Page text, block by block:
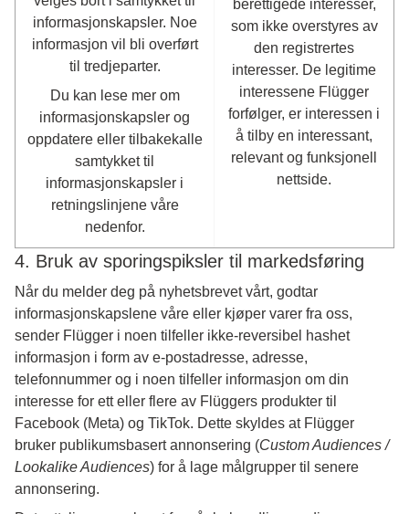
informasjonskapsler. Noe
informasjon vil bli overført
til tredjeparter.
Du kan lese mer om
informasjonskapsler og
oppdatere eller tilbakekalle
samtykket til
informasjonskapsler i
retningslinjene våre
nedenfor.
berettigede interesser,
som ikke overstyres av
den registrertes
interesser. De legitime
interessene Flügger
forfølger, er interessen i
å tilby en interessant,
relevant og funksjonell
nettside.
4. Bruk av sporingspiksler til markedsføring
Når du melder deg på nyhetsbrevet vårt, godtar
informasjonskapslene våre eller kjøper varer fra oss,
sender Flügger i noen tilfeller ikke-reversibel hashet
informasjon i form av e-postadresse, adresse,
telefonnummer og i noen tilfeller informasjon om din
interesse for ett eller flere av Flüggers produkter til
Facebook (Meta) og TikTok. Dette skyldes at Flügger
bruker publikumsbasert annonsering (Custom Audiences /
Lookalike Audiences) for å lage målgrupper til senere
annonsering.